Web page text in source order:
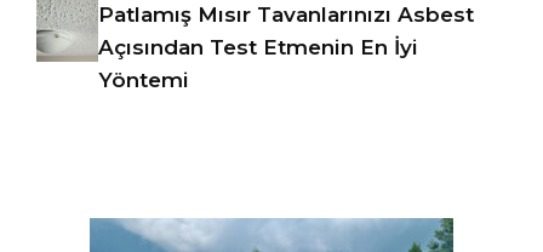
Patlamış Mısır Tavanlarınızı Asbest
Açısından Test Etmenin En İyi
Yöntemi